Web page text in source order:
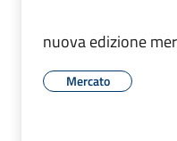
nuova edizione
Mercato